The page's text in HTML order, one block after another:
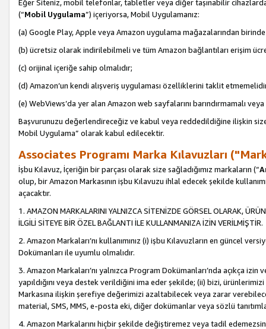
Eğer Siteniz, mobil telefonlar, tabletler veya diğer taşınabilir
(“Mobil Uygulama”) içeriyorsa, Mobil Uygulamanız:
(a) Google Play, Apple veya Amazon uygulama mağazalarından birinde
(b) ücretsiz olarak indirilebilmeli ve tüm Amazon bağlantıları erişim
(c) orijinal içeriğe sahip olmalıdır;
(d) Amazon’un kendi alışveriş uygulaması özelliklerini taklit
(e) WebViews’da yer alan Amazon web sayfalarını barındırmamalı
Başvurunuzu değerlendireceğiz ve kabul veya reddedildiğine ilişkin
Mobil Uygulama” olarak kabul edilecektir.
Associates Programı Marka Kılavuzları
İşbu Kılavuz, İçeriğin bir parçası olarak size sağladığımız markaların (“
olup, bir Amazon Markasının işbu Kılavuzu ihlal edecek şekilde
açacaktır.
1. AMAZON MARKALARINI YALNIZCA SİTENİZDE GÖRSEL OLARAK,
İLGİLİ SİTEYE BİR ÖZEL BAĞLANTI İLE KULLANMANIZA İZİN VERİLMİŞTİR.
2. Amazon Markaları’nı kullanımınız (i) işbu Kılavuzların en güncel
Dokümanları ile uyumlu olmalıdır.
3. Amazon Markaları’nı yalnızca Program Dokümanları’nda açıkça
yapıldığını veya destek verildiğini ima eder şekilde; (ii) bizi,
Markasına ilişkin şerefiye değerimizi azaltabilecek veya zarar
material, SMS, MMS, e-posta eki, diğer dokümanlar veya sözlü
4. Amazon Markalarını hiçbir şekilde değiştiremez veya tadil